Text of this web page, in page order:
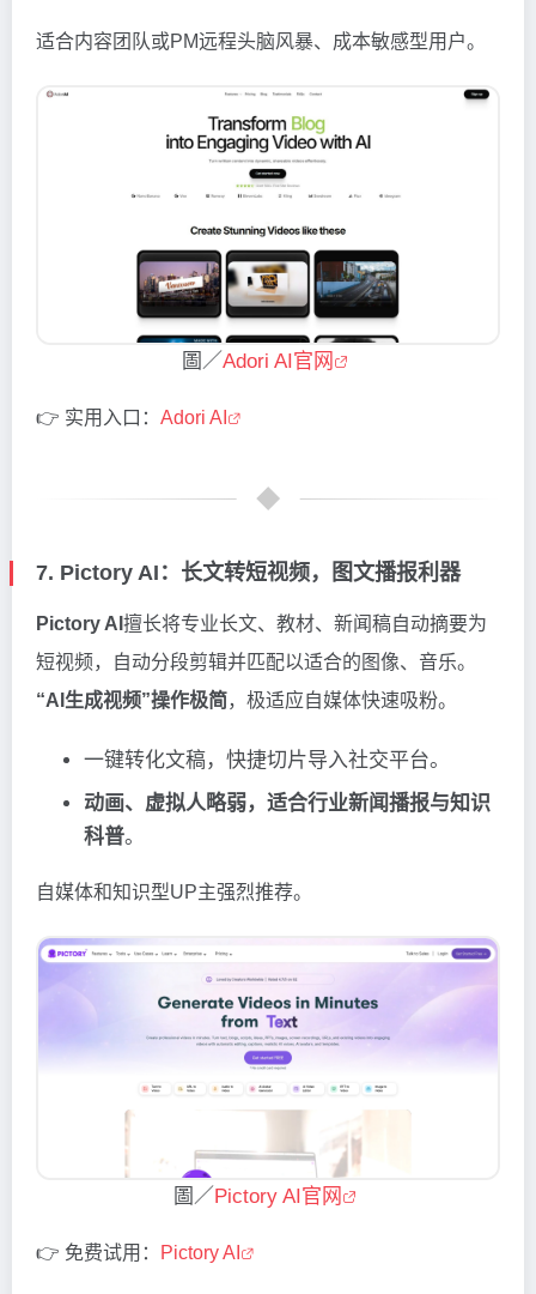
适合内容团队或PM远程头脑风暴、成本敏感型用户。
圖／Adori AI官网
👉 实用入口： Adori AI
7. Pictory AI：长文转短视频，图文播报利器
Pictory AI 擅长将专业长文、教材、新闻稿自动摘要为
短视频，自动分段剪辑并匹配以适合的图像、音乐。
“AI生成视频”操作极简，极适应自媒体快速吸粉。
一键转化文稿，快捷切片导入社交平台。
动画、虚拟人略弱，适合行业新闻播报与知识
科普。
自媒体和知识型UP主强烈推荐。
圖／ Pictory AI官网
👉 免费试用： Pictory AI